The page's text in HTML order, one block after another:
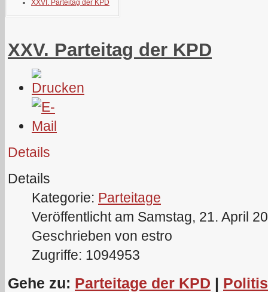
XXVI. Parteitag der KPD
XXV. Parteitag der KPD
Details
Details
Kategorie: Parteitage
Veröffentlicht am Samstag, 21. April
Geschrieben von estro
Zugriffe: 1094953
Gehe zu: Parteitage der KPD |